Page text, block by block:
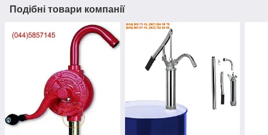
Подібні товари компанії